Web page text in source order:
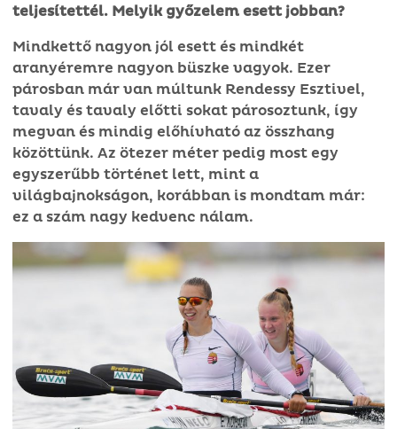
teljesítettél. Melyik győzelem esett jobban?
Mindkettő nagyon jól esett és mindkét
aranyéremre nagyon büszke vagyok. Ezer
párosban már van múltunk Rendessy Esztivel,
tavaly és tavaly előtti sokat párosoztunk, így
megvan és mindig előhívható az összhang
közöttünk. Az ötezer méter pedig most egy
egyszerűbb történet lett, mint a
világbajnokságon, korábban is mondtam már:
ez a szám nagy kedvenc nálam.